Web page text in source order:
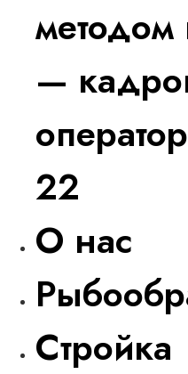
методом
—
22
О нас
Стройка